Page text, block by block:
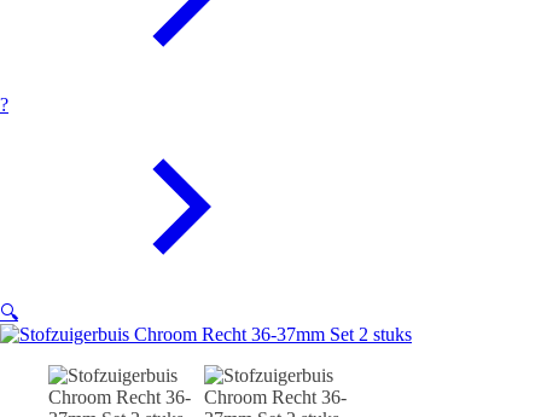
?
🔍